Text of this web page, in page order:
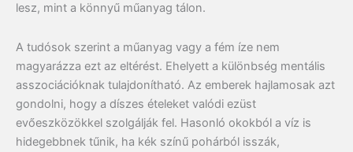
lesz, mint a könnyű műanyag tálon.
A tudósok szerint a műanyag vagy a fém íze nem
magyarázza ezt az eltérést. Ehelyett a különbség mentális
asszociációknak tulajdonítható. Az emberek hajlamosak azt
gondolni, hogy a díszes ételeket valódi ezüst
evőeszközökkel szolgálják fel. Hasonló okokból a víz is
hidegebbnek tűnik, ha kék színű pohárból isszák,